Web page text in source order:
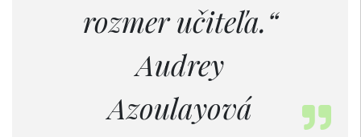
rozmer učiteľa.“
Audrey
Azoulayová